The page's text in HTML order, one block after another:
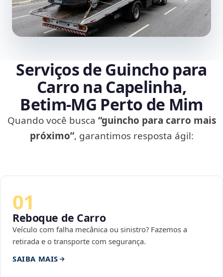
Serviços de Guincho para
Carro na Capelinha,
Betim‑MG Perto de Mim
Quando você busca “guincho para carro mais
próximo”, garantimos resposta ágil:
01
Reboque de Carro
Veículo com falha mecânica ou sinistro? Fazemos a
retirada e o transporte com segurança.
SAIBA MAIS